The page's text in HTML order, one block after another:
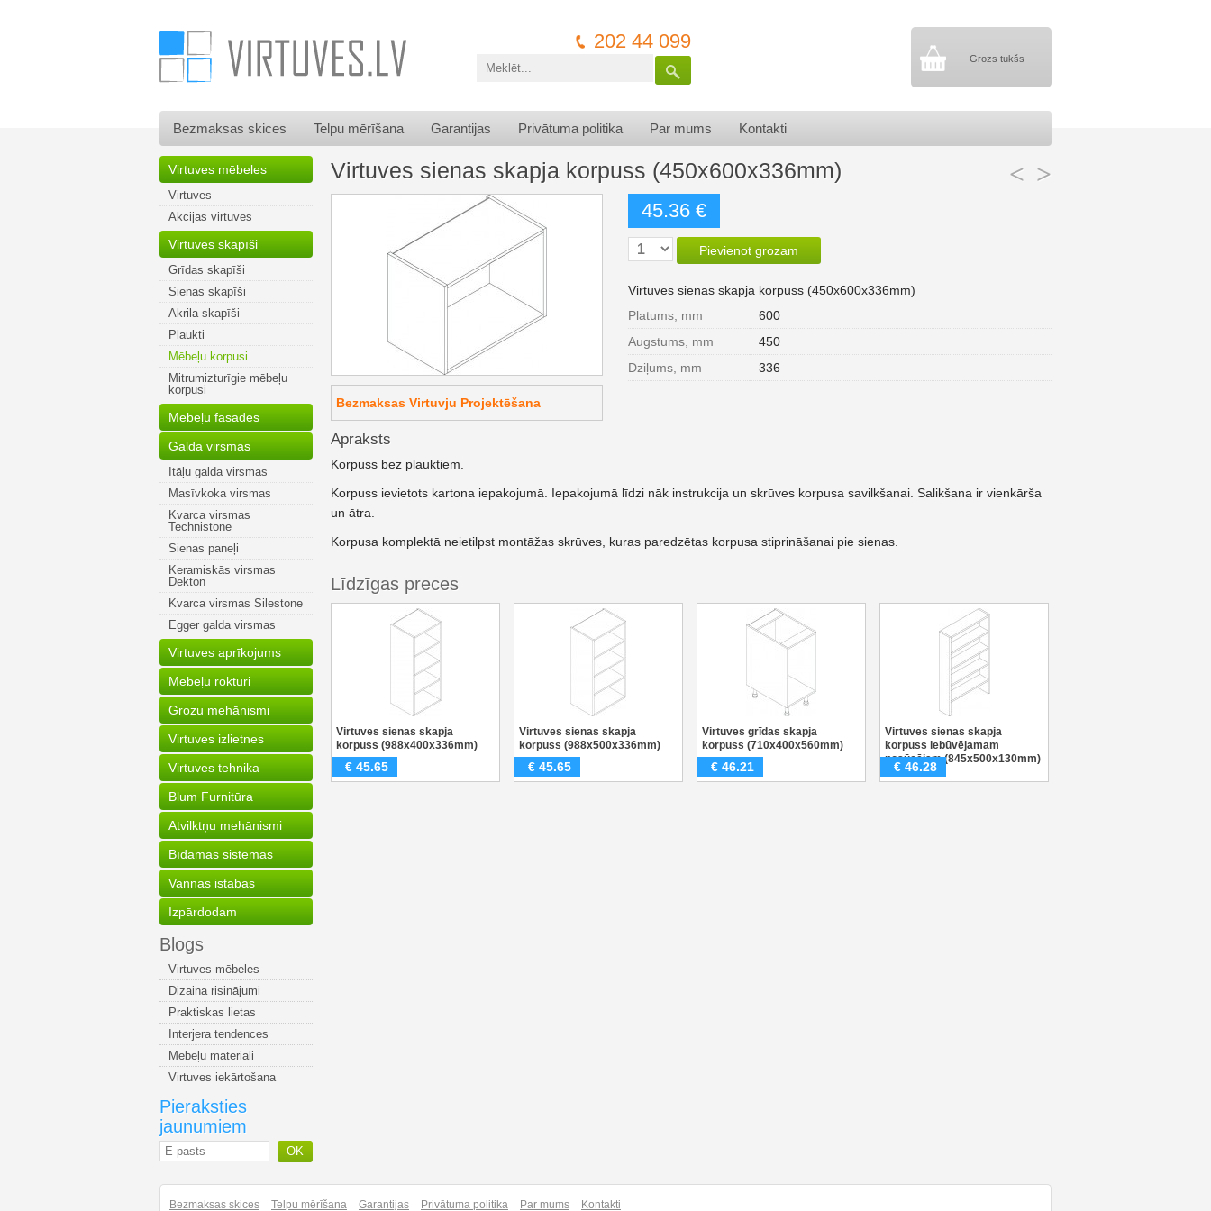
Grozs tukšs
202 44 099
Bezmaksas skices Telpu mērīšana Garantijas Privātuma politika Par mums Kontakti
Virtuves mēbeles
Virtuves
Akcijas virtuves
Virtuves skapīši
Grīdas skapīši
Sienas skapīši
Akrila skapīši
Plaukti
Mēbeļu korpusi
Mitrumizturīgie mēbeļu
korpusi
Mēbeļu fasādes
Galda virsmas
Itāļu galda virsmas
Masīvkoka virsmas
Kvarca virsmas
Technistone
Sienas paneļi
Keramiskās virsmas
Dekton
Kvarca virsmas Silestone
Egger galda virsmas
Virtuves aprīkojums
Mēbeļu rokturi
Grozu mehānismi
Virtuves izlietnes
Virtuves tehnika
Blum Furnitūra
Atvilktņu mehānismi
Bīdāmās sistēmas
Vannas istabas
Izpārdodam
Blogs
Virtuves mēbeles
Dizaina risinājumi
Praktiskas lietas
Interjera tendences
Mēbeļu materiāli
Virtuves iekārtošana
Pieraksties
jaunumiem
OK
Virtuves sienas skapja korpuss (450x600x336mm) < >
Bezmaksas Virtuvju Projektēšana
45.36 €
Pievienot grozam
Virtuves sienas skapja korpuss (450x600x336mm)
Platums, mm
600
Augstums, mm
450
Dziļums, mm
336
Apraksts
Korpuss bez plauktiem.
Korpuss ievietots kartona iepakojumā. Iepakojumā līdzi nāk instrukcija un skrūves korpusa savilkšanai. Salikšana ir vienkārša
un ātra.
Korpusa komplektā neietilpst montāžas skrūves, kuras paredzētas korpusa stiprināšanai pie sienas.
Līdzīgas preces
Virtuves sienas skapja
korpuss (988x400x336mm)
€ 45.65
Virtuves sienas skapja
korpuss (988x500x336mm)
€ 45.65
Virtuves grīdas skapja
korpuss (710x400x560mm)
€ 46.21
Virtuves sienas skapja
korpuss iebūvējamam
nosūcējam (845x500x130mm)
€ 46.28
Bezmaksas skices Telpu mērīšana Garantijas Privātuma politika Par mums Kontakti